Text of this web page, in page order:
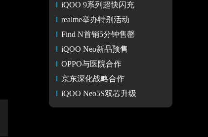
iQOO 9系列超快闪充
realme举办特别活动
Find N首销5分钟售罄
iQOO Neo新品预售
OPPO与医院合作
京东深化战略合作
iQOO Neo5S双芯升级